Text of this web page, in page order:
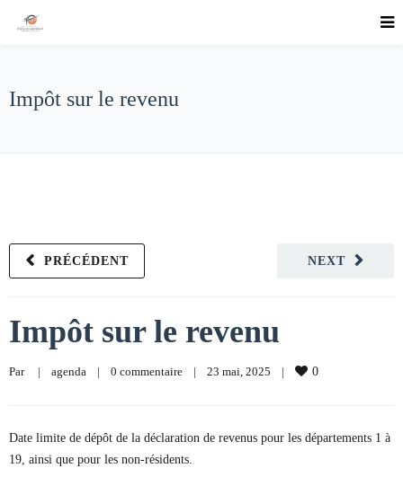
Impôt sur le revenu
NEXT
PRÉCÉDENT
Impôt sur le revenu
Par | agenda | 0 commentaire | 23 mai, 2025 | 0
Date limite de dépôt de la déclaration de revenus pour les départements 1 à
19, ainsi que pour les non-résidents.